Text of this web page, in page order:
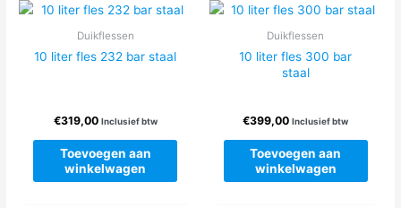
Duikflessen
10 liter fles 232 bar staal
€319,00 Inclusief btw
Toevoegen aan
winkelwagen
Duikflessen
10 liter fles 300 bar
staal
€399,00 Inclusief btw
Toevoegen aan
winkelwagen